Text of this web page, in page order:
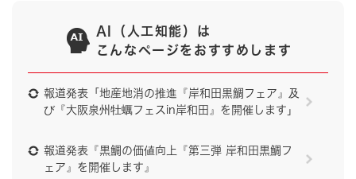
AI（人工知能）は
こんなページをおすすめします
報道発表「地産地消の推進『岸和田黒鯛フェア』及
び『大阪泉州牡蠣フェスin岸和田』を開催します」
報道発表『黒鯛の価値向上『第三弾 岸和田黒鯛フ
ェア』を開催します』